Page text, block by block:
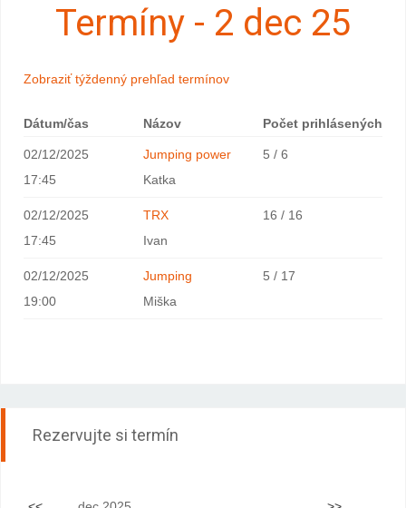
Termíny - 2 dec 25
Zobraziť týždenný prehľad termínov
Dátum/čas Názov Počet prihlásených
02/12/2025
17:45
Jumping power
Katka
5 / 6
02/12/2025
17:45
TRX
Ivan
16 / 16
02/12/2025
19:00
Jumping
Miška
5 / 17
Rezervujte si termín